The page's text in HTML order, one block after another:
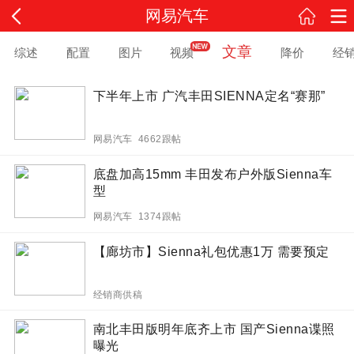
网易汽车
综述 配置 图片 视频 文章 降价 经
下半年上市 广汽丰田SIENNA定名“赛那”
网易汽车 4662跟帖
底盘加高15mm 丰田发布户外版Sienna车
型
网易汽车 1374跟帖
【廊坊市】Sienna礼包优惠1万 需要预定
经销商供稿
南北丰田版明年底齐上市 国产Sienna谍照
曝光